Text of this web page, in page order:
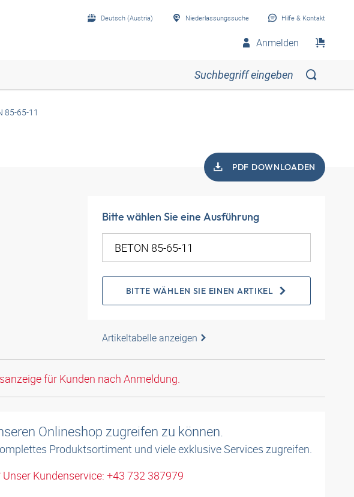
Deutsch (Austria) Niederlassungssuche Hilfe & Kontakt
Anmelden
85-65-11
PDF DOWNLOADEN
Bitte wählen Sie eine Ausführung
BITTE WÄHLEN SIE EINEN ARTIKEL
Artikeltabelle anzeigen
für Kunden nach Anmeldung.
Onlineshop zugreifen zu können.
Produktsortiment und viele exklusive Services zugreifen.
Unser Kundenservice: +43 732 387979